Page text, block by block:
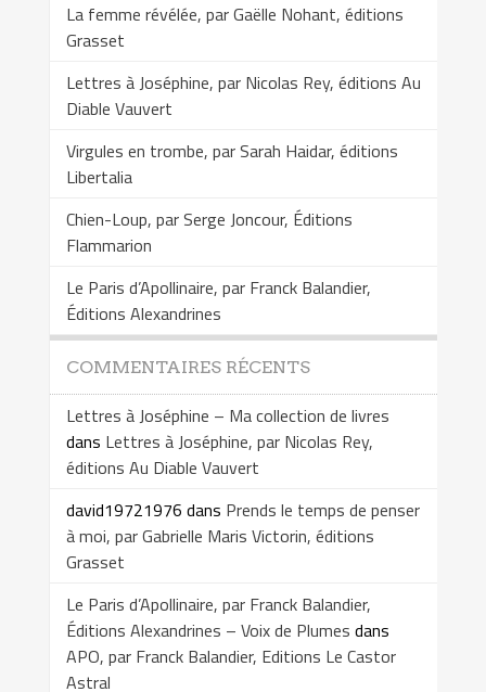
La femme révélée, par Gaëlle Nohant, éditions
Grasset
Lettres à Joséphine, par Nicolas Rey, éditions Au
Diable Vauvert
Virgules en trombe, par Sarah Haidar, éditions
Libertalia
Chien-Loup, par Serge Joncour, Éditions
Flammarion
Le Paris d’Apollinaire, par Franck Balandier,
Éditions Alexandrines
COMMENTAIRES RÉCENTS
Lettres à Joséphine – Ma collection de livres
dans Lettres à Joséphine, par Nicolas Rey,
éditions Au Diable Vauvert
david19721976 dans Prends le temps de penser
à moi, par Gabrielle Maris Victorin, éditions
Grasset
Le Paris d’Apollinaire, par Franck Balandier,
Éditions Alexandrines – Voix de Plumes dans
APO, par Franck Balandier, Editions Le Castor
Astral